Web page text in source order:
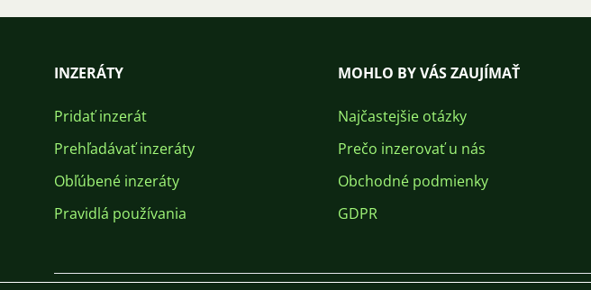
INZERÁTY
Pridať inzerát
Prehľadávať inzeráty
Obľúbené inzeráty
Pravidlá používania
MOHLO BY VÁS ZAUJÍMAŤ
Najčastejšie otázky
Prečo inzerovať u nás
Obchodné podmienky
GDPR